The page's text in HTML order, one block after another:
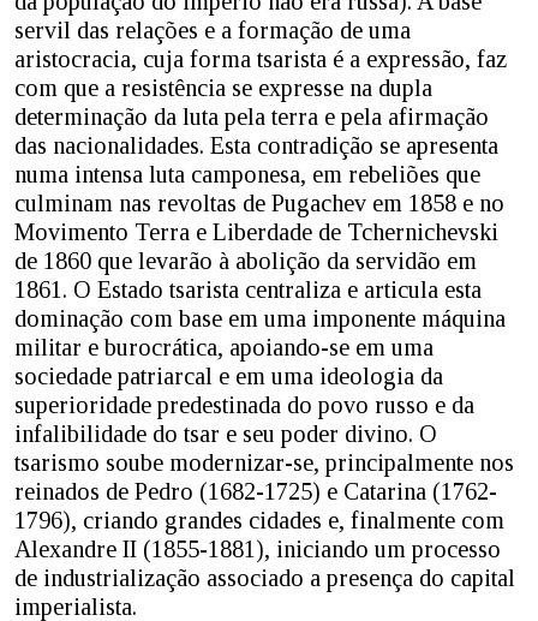
servil das relações e a formação de uma
aristocracia, cuja forma tsarista é a expressão, faz
com que a resistência se expresse na dupla
determinação da luta pela terra e pela afirmação
das nacionalidades. Esta contradição se apresenta
numa intensa luta camponesa, em rebeliões que
culminam nas revoltas de Pugachev em 1858 e no
Movimento Terra e Liberdade de Tchernichevski
de 1860 que levarão à abolição da servidão em
1861. O Estado tsarista centraliza e articula esta
dominação com base em uma imponente máquina
militar e burocrática, apoiando-se em uma
sociedade patriarcal e em uma ideologia da
superioridade predestinada do povo russo e da
infalibilidade do tsar e seu poder divino. O
tsarismo soube modernizar-se, principalmente nos
reinados de Pedro (1682-1725) e Catarina (1762-
1796), criando grandes cidades e, finalmente com
Alexandre II (1855-1881), iniciando um processo
de industrialização associado a presença do capital
imperialista.